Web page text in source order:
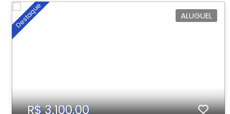
Destaque ALUGUEL
R$ 3.100,00